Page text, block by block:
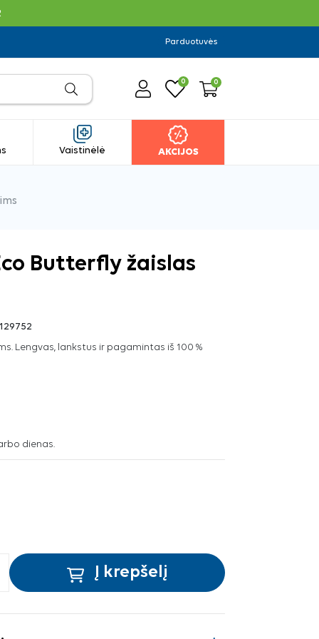
Parduotuvės
0 0
Vaistinėlė AKCIJOS
Butterfly žaislas
Lengvas, lankstus ir pagamintas iš 100 %
dienas.
Į krepšelį